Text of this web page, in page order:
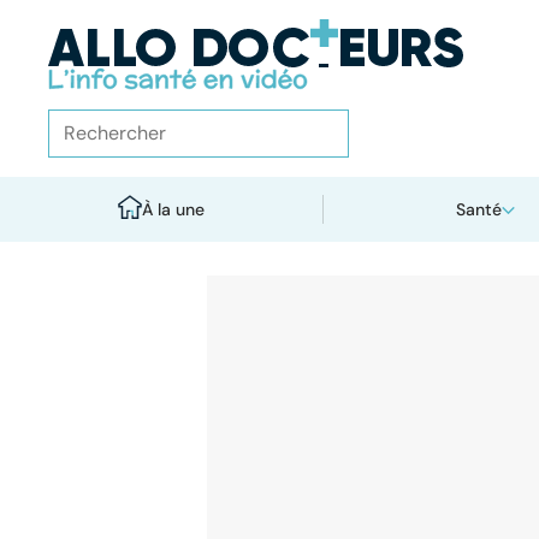
À la une Santé